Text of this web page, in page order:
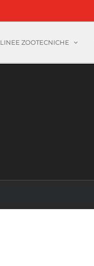
LINEE ZOOTECNICHE